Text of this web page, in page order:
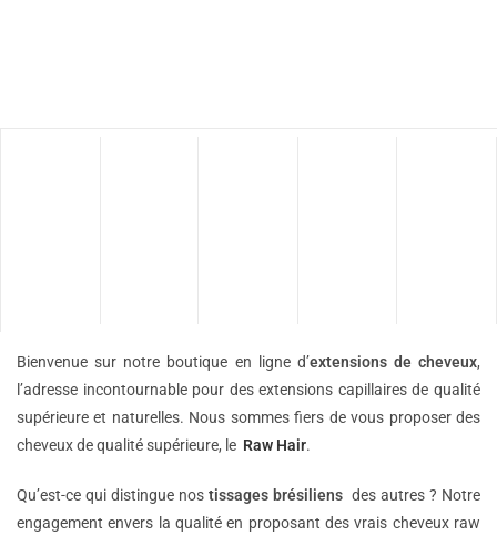
Bienvenue sur notre boutique en ligne d’extensions decheveux,
l’adresse incontournable pour des extensions capillaires de qualité
supérieure et naturelles. Nous sommes fiers de vous proposer des
cheveux de qualité supérieure, le Raw Hair.
Qu’est-ce qui distingue nos tissages brésiliens des autres ? Notre
engagement envers la qualité en proposant des vrais cheveux raw